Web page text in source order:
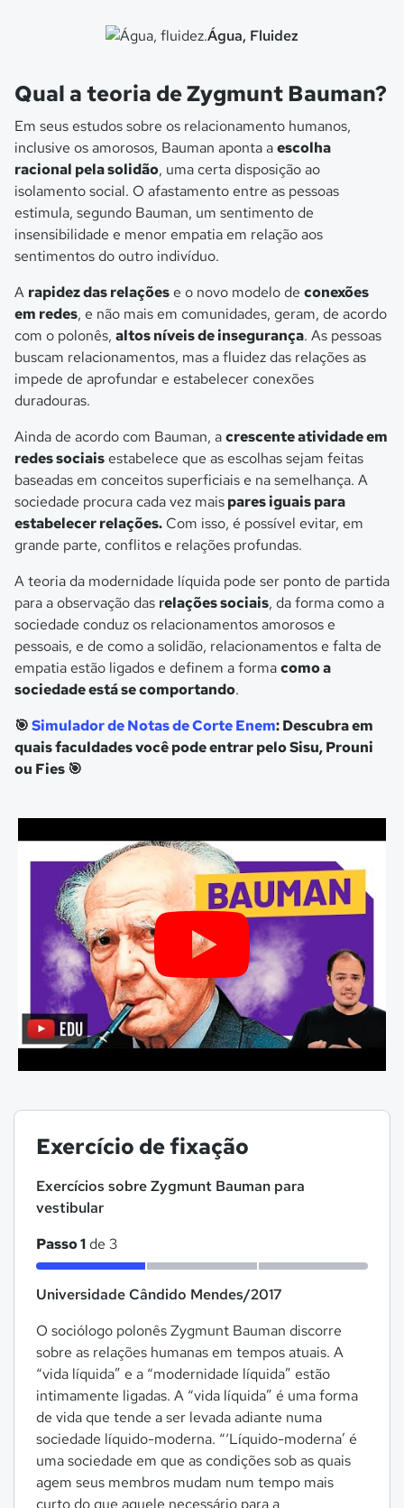
Água, Fluidez
Qual a teoria de Zygmunt Bauman?
Em seus estudos sobre os relacionamento humanos,
inclusive os amorosos, Bauman aponta aescolha
racional pela solidão, uma certa disposição ao
isolamento social. O afastamento entre as pessoas
estimula, segundo Bauman, um sentimento de
insensibilidade e menor empatia em relação aos
sentimentos do outro indivíduo.
A rapidez das relações e o novo modelo de conexões
em redes, e não mais em comunidades, geram, de acordo
com o polonês, altos níveis de insegurança. As pessoas
buscam relacionamentos, mas a fluidez das relações as
impede de aprofundar e estabelecer conexões
duradouras.
Ainda de acordo com Bauman, acrescente atividade em
redes sociais estabelece que as escolhas sejam feitas
baseadas em conceitos superficiais e na semelhança. A
sociedade procura cada vez maispares iguais para
estabelecer relações. Com isso, é possível evitar, em
grande parte, conflitos e relações profundas.
A teoria da modernidade líquida pode ser ponto de partida
para a observação das relações sociais, da forma como a
sociedade conduz os relacionamentos amorosos e
pessoais, e de como a solidão, relacionamentos e falta de
empatia estão ligados e definem a formacomo a
sociedade está se comportando.
🎯Simulador de Notas de Corte Enem: Descubra em
quais faculdades você pode entrar pelo Sisu, Prouni
ou Fies 🎯
Exercício de fixação
Exercícios sobre Zygmunt Bauman para
vestibular
Passo 1de 3
Universidade Cândido Mendes/2017
O sociólogo polonês Zygmunt Bauman discorre
sobre as relações humanas em tempos atuais. A
“vida líquida” e a “modernidade líquida” estão
intimamente ligadas. A “vida líquida” é uma forma
de vida que tende a ser levada adiante numa
sociedade líquido-moderna. “‘Líquido-moderna’ é
uma sociedade em que as condições sob as quais
agem seus membros mudam num tempo mais
curto do que aquele necessário para a